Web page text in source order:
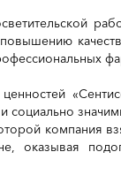
социально
компания
оказывая